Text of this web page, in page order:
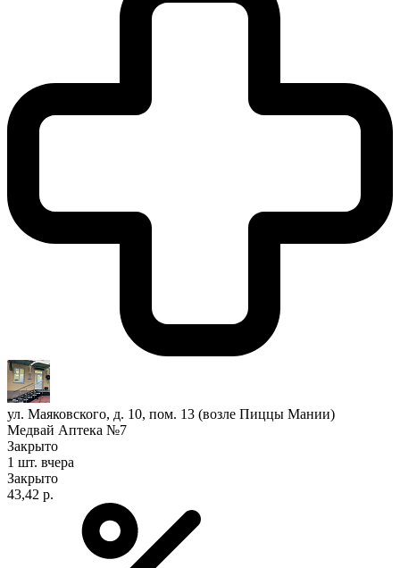
ул. Маяковского, д. 10, пом. 13 (возле Пиццы Мании)
Медвай Аптека №7
Закрыто
1 шт. вчера
Закрыто
43,42 р.